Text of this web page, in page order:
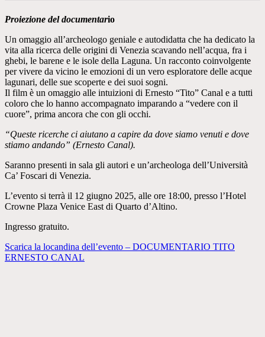
Proiezione del documentario
Un omaggio all’archeologo geniale e autodidatta che ha dedicato la
vita alla ricerca delle origini di Venezia scavando nell’acqua, fra i
ghebi, le barene e le isole della Laguna. Un racconto coinvolgente
per vivere da vicino le emozioni di un vero esploratore delle acque
lagunari, delle sue scoperte e dei suoi sogni.
Il film è un omaggio alle intuizioni di Ernesto “Tito” Canal e a tutti
coloro che lo hanno accompagnato imparando a “vedere con il
cuore”, prima ancora che con gli occhi.
“Queste ricerche ci aiutano a capire da dove siamo venuti e dove
stiamo andando” (Ernesto Canal).
Saranno presenti in sala gli autori e un’archeologa dell’Università
Ca’ Foscari di Venezia.
L’evento si terrà il 12 giugno 2025, alle ore 18:00, presso l’Hotel
Crowne Plaza Venice East di Quarto d’Altino.
Ingresso gratuito.
Scarica la locandina dell’evento – DOCUMENTARIO TITO
ERNESTO CANAL